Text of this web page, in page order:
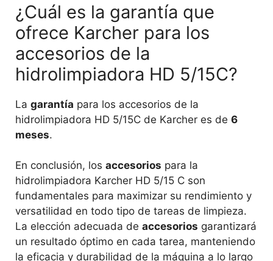
¿Cuál es la garantía que
ofrece Karcher para los
accesorios de la
hidrolimpiadora HD 5/15C?
La garantía para los accesorios de la
hidrolimpiadora HD 5/15C de Karcher es de 6
meses.
En conclusión, los accesorios para la
hidrolimpiadora Karcher HD 5/15 C son
fundamentales para maximizar su rendimiento y
versatilidad en todo tipo de tareas de limpieza.
La elección adecuada de accesorios garantizará
un resultado óptimo en cada tarea, manteniendo
la eficacia y durabilidad de la máquina a lo largo